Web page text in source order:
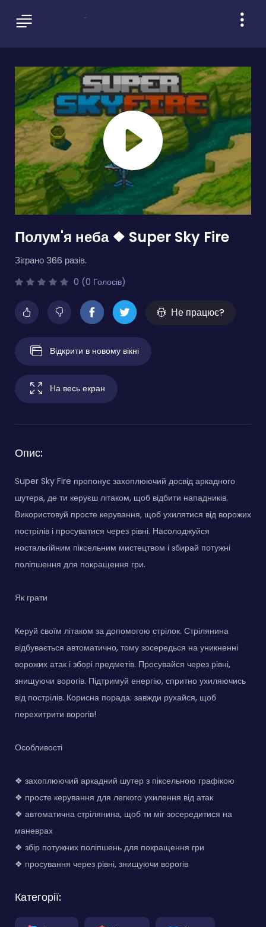
Полум'я неба ❖ Super Sky Fire
Зіграно 366 разів.
0 (0 Голосів)
Не працює?
Відкрити в новому вікні
На весь екран
Опис:
Super Sky Fire пропонує захоплюючий досвід аркадного
шутера, де ти керуєш літаком, щоб відбити нападників.
Використовуй просте керування, щоб ухилятися від ворожих
пострілів і просуватися через рівні. Насолоджуйся
ностальгійним піксельним мистецтвом і збирай потужні
поліпшення для покращення гри.
Як грати
Керуй своїм літаком за допомогою стрілок. Стрілянина
відбувається автоматично, тому зосередься на уникненні
ворожих атак і зборі предметів. Просувайся через рівні,
знищуючи ворогів. Підтримуй енергію, спритно ухиляючись
від пострілів. Корисна порада: завжди рухайся, щоб
перехитрити ворогів!
Особливості
❖ захоплюючий аркадний шутер з піксельною графікою
❖ просте керування для легкого ухилення від атак
❖ автоматична стрілянина, щоб ти міг зосередитися на
маневрах
❖ збір потужних поліпшень для покращення гри
❖ просування через рівні, знищуючи ворогів
Категорії: